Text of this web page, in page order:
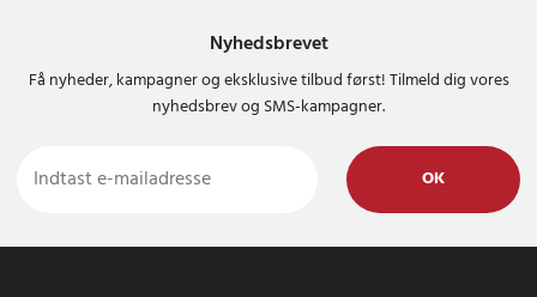
Nyhedsbrevet
Få nyheder, kampagner og eksklusive tilbud først! Tilmeld dig vores
nyhedsbrev og SMS-kampagner.
OK